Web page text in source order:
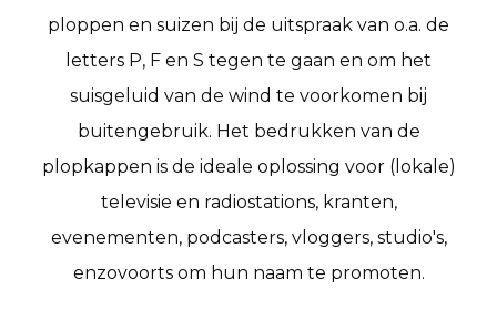
ploppen en suizen bij de uitspraak van o.a. de
letters P, F en S tegen te gaan en om het
suisgeluid van de wind te voorkomen bij
buitengebruik. Het bedrukken van de
plopkappen is de ideale oplossing voor (lokale)
televisie en radiostations, kranten,
evenementen, podcasters, vloggers, studio's,
enzovoorts om hun naam te promoten.